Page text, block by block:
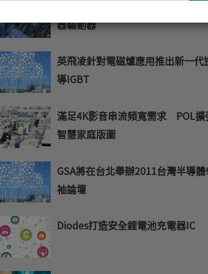
器驅動器
英飛凌針對電磁爐應用推出新一代
導IGBT
滿足4K影音串流頻寬需求 POL擴
智慧家庭版圖
GSA將在台北舉辦2011台灣半導
袖論壇
Diodes打造安全鋰電池充電器IC
您
E-
mail